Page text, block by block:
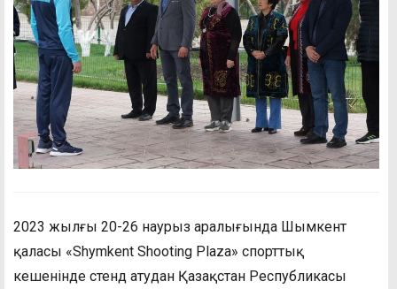
2023 жылғы 20-26 наурыз аралығында Шымкент
қаласы «Shymkent Shooting Plaza» спорттық
кешенінде cтенд атудан Қазақстан Республикасы